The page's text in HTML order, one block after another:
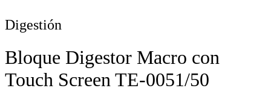
Digestión
Bloque Digestor Macro con
Touch Screen TE-0051/50